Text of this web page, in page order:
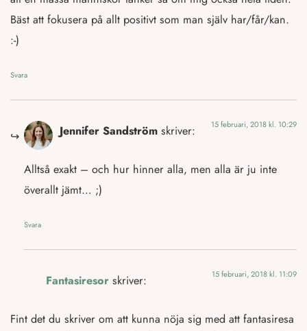
Bäst att fokusera på allt positivt som man själv har/får/kan.
:-)
Svara
Jennifer Sandström skriver: 15 februari, 2018 kl. 10:29
Alltså exakt – och hur hinner alla, men alla är ju inte
överallt jämt… ;)
Svara
Fantasiresor skriver: 15 februari, 2018 kl. 11:09
Fint det du skriver om att kunna nöja sig med att fantasiresa